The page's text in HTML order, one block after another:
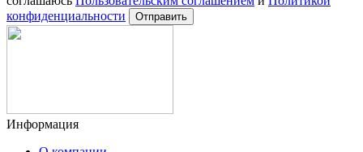
конфиденциальности
Отправить
Информация